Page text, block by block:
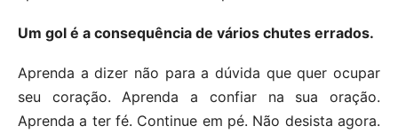
Um gol é a consequência de vários chutes errados.
Aprenda a dizer não para a dúvida que quer ocupar
seu coração. Aprenda a confiar na sua oração.
Aprenda a ter fé. Continue em pé. Não desista agora.